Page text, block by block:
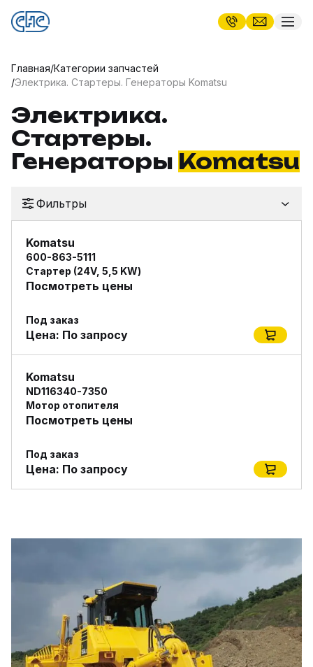
Главная/Категории запчастей
/Электрика. Стартеры. Генераторы Komatsu
Электрика.
Стартеры.
Генераторы Komatsu
Фильтры
Komatsu
600-863-5111
Стартер (24V, 5,5 KW)
Посмотреть цены
Под заказ
Цена: По запросу
Komatsu
ND116340-7350
Мотор отопителя
Посмотреть цены
Под заказ
Цена: По запросу